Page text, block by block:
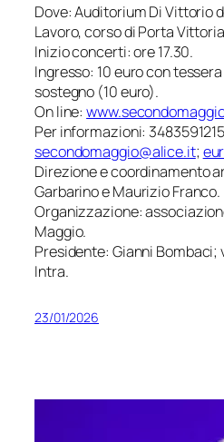
Dove: Auditorium Di Vittorio
Lavoro, corso di Porta
Inizio concerti: ore 17.30.
Ingresso: 10 euro con
sostegno (10 euro).
On line:
Per informazioni:
secondomaggio@alice.it;
Direzione e coordinamento
Garbarino e Maurizio Franco.
Organizzazione:
Maggio.
Presidente: Gianni
Intra.
23/01/2026